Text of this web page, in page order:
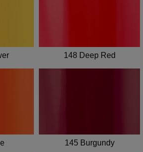
148 Deep Red
145 Burgundy